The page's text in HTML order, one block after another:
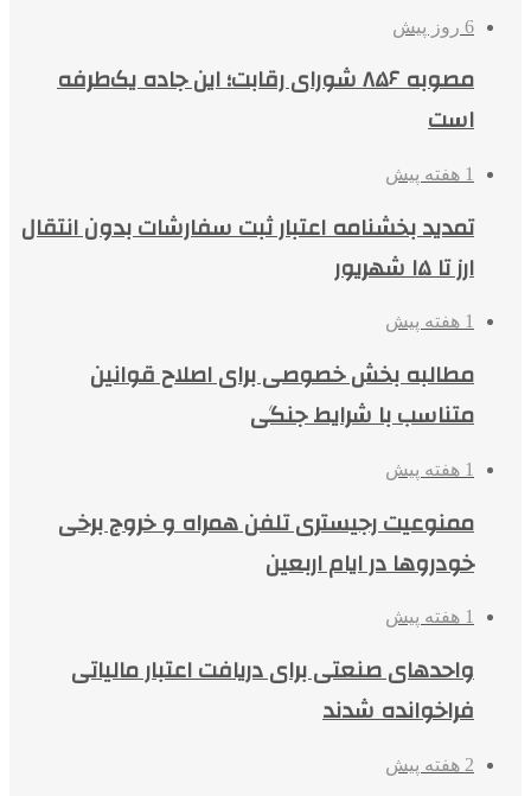
6 روز پیش
مصوبه ۸۵۶ شورای رقابت؛ این جاده یک‌طرفه
است
1 هفته پیش
تمدید بخشنامه اعتبار ثبت سفارشات بدون انتقال
ارز تا ۱۵ شهریور
1 هفته پیش
مطالبه بخش خصوصی برای اصلاح قوانین
متناسب با شرایط جنگی
1 هفته پیش
ممنوعیت رجیستری تلفن همراه و خروج برخی
خودروها در ایام اربعین
1 هفته پیش
واحدهای صنعتی برای دریافت اعتبار مالیاتی
فراخوانده شدند
2 هفته پیش